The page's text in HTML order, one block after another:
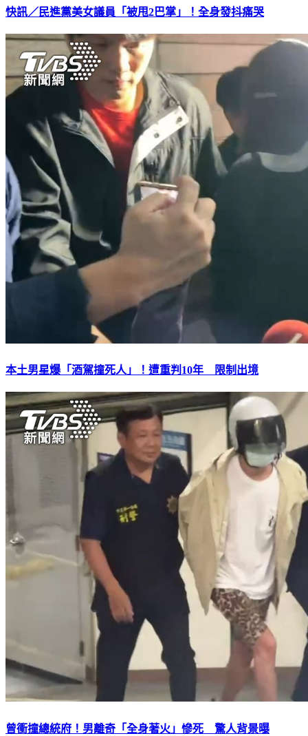
快訊／民進黨美女議員「被甩2巴掌」！全身發抖痛哭
本土男星爆「酒駕撞死人」！遭重判10年 限制出境
曾衝撞總統府！男離奇「全身著火」慘死 驚人背景曝